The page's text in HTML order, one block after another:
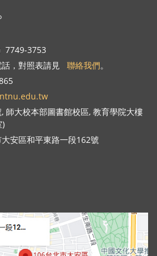
7749-3753
，對照表請見 聯絡我們。
師大校本部圖書館校區, 教育學院大樓
安區和平東路一段162號